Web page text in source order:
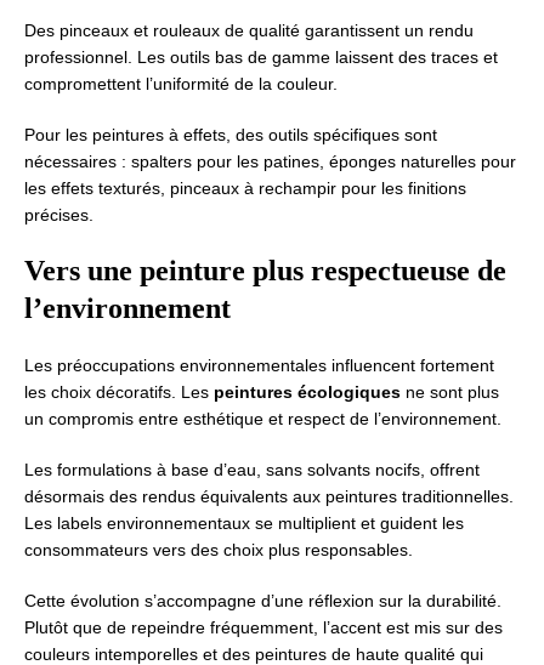
Des pinceaux et rouleaux de qualité garantissent un rendu
professionnel. Les outils bas de gamme laissent des traces et
compromettent l’uniformité de la couleur.
Pour les peintures à effets, des outils spécifiques sont
nécessaires : spalters pour les patines, éponges naturelles pour
les effets texturés, pinceaux à rechampir pour les finitions
précises.
Vers une peinture plus respectueuse de
l’environnement
Les préoccupations environnementales influencent fortement
les choix décoratifs. Les peintures écologiques ne sont plus
un compromis entre esthétique et respect de l’environnement.
Les formulations à base d’eau, sans solvants nocifs, offrent
désormais des rendus équivalents aux peintures traditionnelles.
Les labels environnementaux se multiplient et guident les
consommateurs vers des choix plus responsables.
Cette évolution s’accompagne d’une réflexion sur la durabilité.
Plutôt que de repeindre fréquemment, l’accent est mis sur des
couleurs intemporelles et des peintures de haute qualité qui